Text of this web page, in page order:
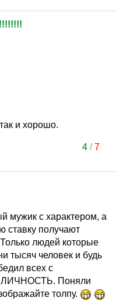
!!!!!!!!
и хорошо.
4/7
мужик с характером, а
ставку получают
людей которые
тысяч человек и будь
всех с
ЛИЧНОСТЬ. Поняли
толпу.